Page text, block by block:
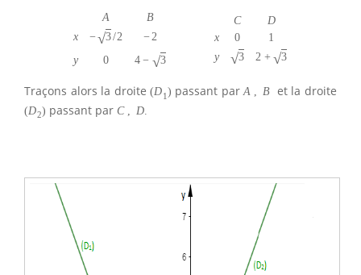
A
B
x
− √3/2 − 2
y
0 4 − √3
C
D
x
0
1
y
√3 2 + √3
Traçons alors la droite(D1) passant parA , B et la droite
(D2) passant par C D.